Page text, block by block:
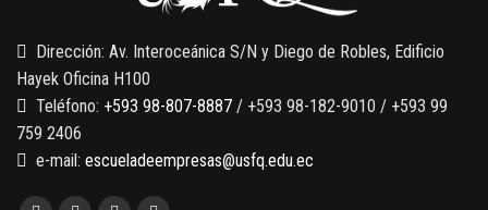
Finanzas para no financieros
Dirección: Av. Interoceánica S/N y Diego de Robles, Edificio
Hayek Oficina H100
Teléfono: +593 98-807-8887 / +593 98-182-9010 / +593 99
759 2406
e-mail: escueladeempresas@usfq.edu.ec